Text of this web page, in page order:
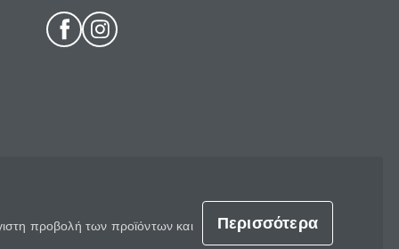
προβολή των προϊόντων και
Περισσότερα